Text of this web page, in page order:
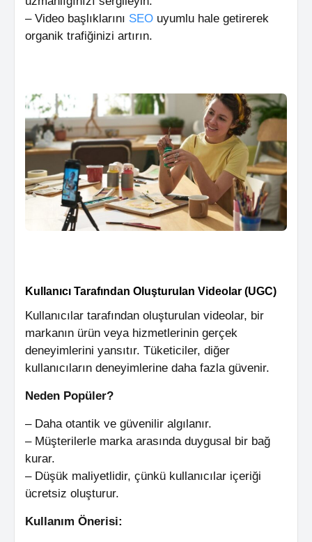
– Video başlıklarını SEO uyumlu hale getirerek
organik trafiğinizi artırın.
Kullanıcı Tarafından Oluşturulan Videolar (UGC)
Kullanıcılar tarafından oluşturulan videolar, bir
markanın ürün veya hizmetlerinin gerçek
deneyimlerini yansıtır. Tüketiciler, diğer
kullanıcıların deneyimlerine daha fazla güvenir.
Neden Popüler?
– Daha otantik ve güvenilir algılanır.
– Müşterilerle marka arasında duygusal bir bağ
kurar.
– Düşük maliyetlidir, çünkü kullanıcılar içeriği
ücretsiz oluşturur.
Kullanım Önerisi: